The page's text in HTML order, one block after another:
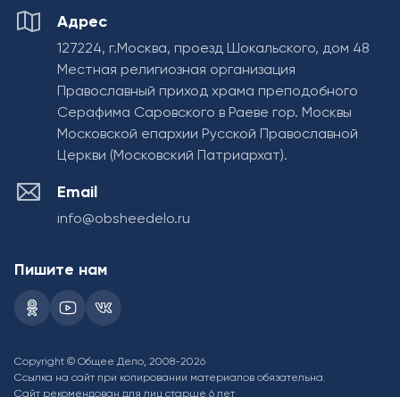
Адрес
127224, г.Москва, проезд Шокальского, дом 48
Местная религиозная организация
Православный приход храма преподобного
Серафима Саровского в Раеве гор. Москвы
Московской епархии Русской Православной
Церкви (Московский Патриархат).
Email
info@obsheedelo.ru
Пишите нам
Copyright © Общее Дело, 2008-2026
Ссылка на сайт при копировании материалов обязательна.
Сайт рекомендован для лиц старше 6 лет